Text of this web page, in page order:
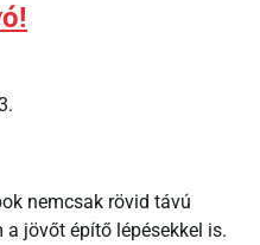
nemcsak rövid távú
a jövőt építő lépésekkel is.